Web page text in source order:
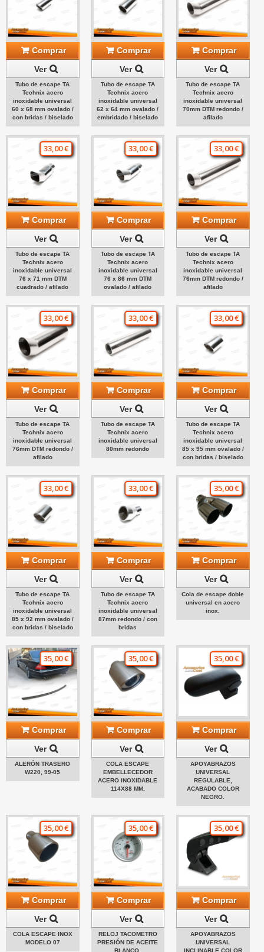
Comprar
Ver
Tubo de escape TA
Technix acero
inoxidable universal
60 x 68 mm ovalado /
con bridas / biselado
Comprar
Ver
Tubo de escape TA
Technix acero
inoxidable universal
62 x 64 mm ovalado /
embridado / biselado
Comprar
Ver
Tubo de escape TA
Technix acero
inoxidable universal
70mm DTM redondo /
afilado
33,00 €
Comprar
Ver
Tubo de escape TA
Technix acero
inoxidable universal
76 x 71 mm DTM
cuadrado / afilado
33,00 €
Comprar
Ver
Tubo de escape TA
Technix acero
inoxidable universal
76 x 86 mm DTM
ovalado / afilado
33,00 €
Comprar
Ver
Tubo de escape TA
Technix acero
inoxidable universal
76mm DTM redondo /
afilado
33,00 €
Comprar
Ver
Tubo de escape TA
Technix acero
inoxidable universal
76mm DTM redondo /
afilado
33,00 €
Comprar
Ver
Tubo de escape TA
Technix acero
inoxidable universal
80mm redondo
33,00 €
Comprar
Ver
Tubo de escape TA
Technix acero
inoxidable universal
85 x 95 mm ovalado /
con bridas / biselado
33,00 €
Comprar
Ver
Tubo de escape TA
Technix acero
inoxidable universal
85 x 92 mm ovalado /
con bridas / biselado
33,00 €
Comprar
Ver
Tubo de escape TA
Technix acero
inoxidable universal
87mm redondo / con
bridas
35,00 €
Comprar
Ver
Cola de escape doble
universal en acero
inox.
35,00 €
Comprar
Ver
ALERÓN TRASERO
W220, 99-05
35,00 €
Comprar
Ver
COLA ESCAPE
EMBELLECEDOR
ACERO INOXIDABLE
114X88 MM.
35,00 €
Comprar
Ver
APOYABRAZOS
UNIVERSAL
REGULABLE,
ACABADO COLOR
NEGRO.
35,00 €
Comprar
Ver
COLA ESCAPE INOX
MODELO 07
35,00 €
Comprar
Ver
RELOJ TACOMETRO
PRESIÓN DE ACEITE
BLANCO.
35,00 €
Comprar
Ver
APOYABRAZOS
UNIVERSAL
INCLINABLE COLOR